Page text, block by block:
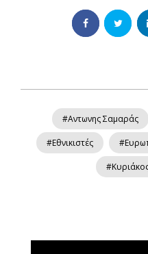
#Αντωνης Σαμαράς
#Εθνικιστές